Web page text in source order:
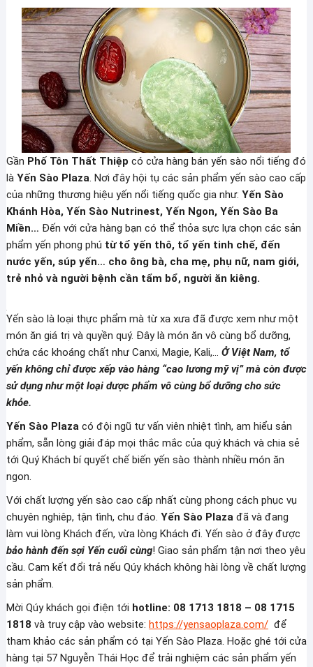
Gần Phố Tôn Thất Thiệp có cửa hàng bán yến sào nổi tiếng đó
là Yến Sào Plaza . Nơi đây hội tụ các sản phẩm yến sào cao cấp
của những thương hiệu yến nổi tiếng quốc gia như: Yến Sào
Khánh Hòa, Yến Sào Nutrinest, Yến Ngon, Yến Sào Ba
Miền… Đến với cửa hàng bạn có thể thỏa sực lựa chọn các sản
phẩm yến phong phú từ tổ yến thô, tổ yến tinh chế, đến
nước yến, súp yến… cho ông bà, cha mẹ, phụ nữ, nam giới,
trẻ nhỏ và người bệnh cần tẩm bổ, người ăn kiêng.
Yến sào là loại thực phẩm mà từ xa xưa đã được xem như một
món ăn giá trị và quyền quý. Đây là món ăn vô cùng bổ dưỡng,
chứa các khoáng chất như Canxi, Magie, Kali,… Ở Việt Nam, tổ
yến không chỉ được xếp vào hàng “cao lương mỹ vị” mà còn được
sử dụng như một loại dược phẩm vô cùng bổ dưỡng cho sức
khỏe.
Yến Sào Plaza có đội ngũ tư vấn viên nhiệt tình, am hiểu sản
phẩm, sẵn lòng giải đáp mọi thắc mắc của quý khách và chia sẻ
tới Quý Khách bí quyết chế biến yến sào thành nhiều món ăn
ngon.
Với chất lượng yến sào cao cấp nhất cùng phong cách phục vụ
chuyên nghiêp, tận tình, chu đáo. Yến Sào Plaza đã và đang
làm vui lòng Khách đến, vừa lòng Khách đi. Yến sào ở đây được
bảo hành đến sợi Yến cuối cùng! Giao sản phẩm tận nơi theo yêu
cầu. Cam kết đổi trả nếu Qúy khách không hài lòng về chất lượng
sản phẩm.
Mời Qúy khách gọi điện tới hotline: 08 1713 1818 – 08 1715
1818 và truy cập vào website: https://yensaoplaza.com/để
tham khảo các sản phẩm có tại Yến Sào Plaza. Hoặc ghé tới cửa
hàng tại 57 Nguyễn Thái Học để trải nghiệm các sản phẩm yến